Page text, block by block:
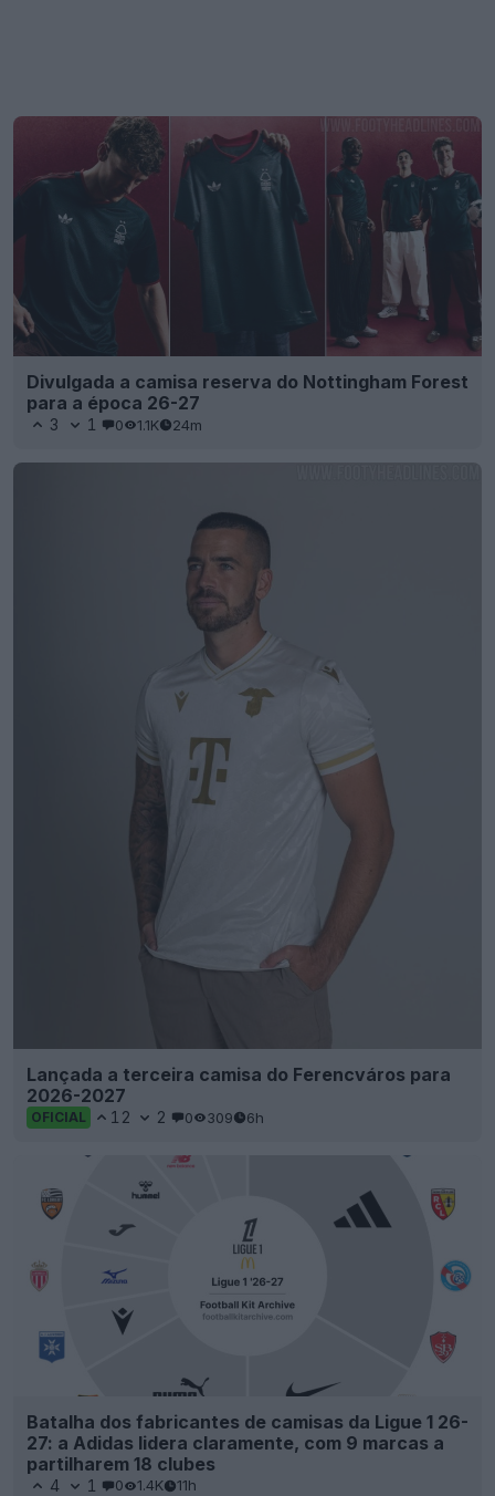
Divulgada a camisa reserva do Nottingham Forest
para a época 26-27
3 1 0 1.1K 24m
Lançada a terceira camisa do Ferencváros para
2026-2027
OFICIAL 12 2 0 309 6h
Batalha dos fabricantes de camisas da Ligue 1 26-
27: a Adidas lidera claramente, com 9 marcas a
partilharem 18 clubes
4 1 0 1.4K 11h